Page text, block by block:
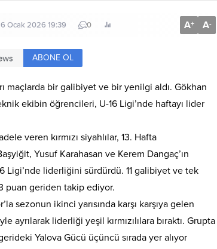
Ocak 2026 19:39 0 A+ A-
ABONE OL
maçlarda bir galibiyet ve bir yenilgi aldı. Gökhan
ekibin öğrencileri, U-16 Ligi’nde haftayı lider
veren kırmızı siyahlılar, 13. Hafta
Yusuf Karahasan ve Kerem Dangaç’ın
Ligi’nde liderliğini sürdürdü. 11 galibiyet ve tek
puan geriden takip ediyor.
sezonun ikinci yarısında karşı karşıya gelen
ayrılarak liderliği yeşil kırmızılılara bıraktı. Grupta
Yalova Gücü üçüncü sırada yer alıyor